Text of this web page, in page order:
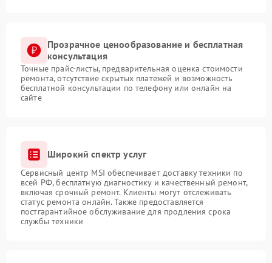
Прозрачное ценообразование и бесплатная
консультация
Точные прайс-листы, предварительная оценка стоимости
ремонта, отсутствие скрытых платежей и возможность
бесплатной консультации по телефону или онлайн на
сайте
Широкий спектр услуг
Сервисный центр MSI обеспечивает доставку техники по
всей РФ, бесплатную диагностику и качественный ремонт,
включая срочный ремонт. Клиенты могут отслеживать
статус ремонта онлайн. Также предоставляется
постгарантийное обслуживание для продления срока
службы техники